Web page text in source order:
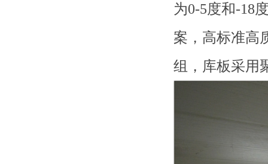
为0-5度和-18
案，高标准高
组，库板采用